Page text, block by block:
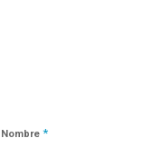
Nombre *